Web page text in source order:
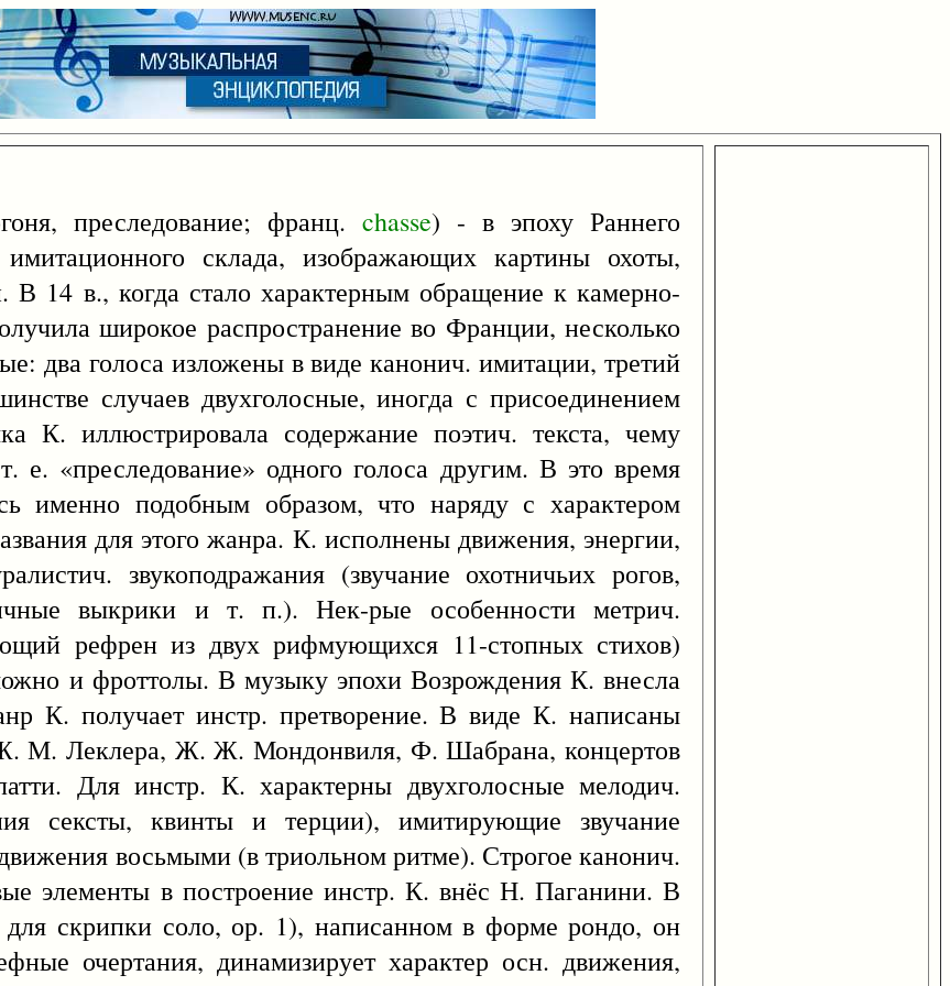
преследование; франц. chasse) - в эпоху Раннего
склада, изображающих картины охоты,
14 в., когда стало характерным обращение к камерно-
широкое распространение во Франции, несколько
два голоса изложены в виде канонич. имитации, третий
случаев двухголосные, иногда с присоединением
К. иллюстрировала содержание поэтич. текста, чему
е. «преследование» одного голоса другим. В это время
именно подобным образом, что наряду с характером
для этого жанра. К. исполнены движения, энергии,
звукоподражания (звучание охотничьих рогов,
выкрики и т. п.). Нек-рые особенности метрич.
рефрен из двух рифмующихся 11-стопных стихов)
и фроттолы. В музыку эпохи Возрождения К. внесла
К. получает инстр. претворение. В виде К. написаны
Ж. М. Леклера, Ж. Ж. Мондонвиля, Ф. Шабрана, концертов
Для инстр. К. характерны двухголосные мелодич.
сексты, квинты и терции), имитирующие звучание
восьмыми (в триольном ритме). Строгое канонич.
элементы в построение инстр. К. внёс Н. Паганини. В
скрипки соло, ор. 1), написанном в форме рондо, он
очертания, динамизирует характер осн. движения,